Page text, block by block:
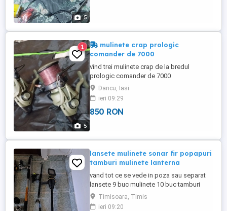
5
5
1
mulinete crap prologic
comander de 7000
vînd trei mulinete crap de la bredul
prologic comander de 7000
Dancu, Iasi
ieri 09:29
850 RON
lansete mulinete sonar fir popapuri
tamburi mulinete lanterna
vand tot ce se vede in poza sau separat
lansete 9 buc mulinete 10 buc tamburi
mulinete sonar pești plasa depozitat pești
galeata fir testil fir monofilament 3d lampa
Timisoara, Timis
ieri 09:20